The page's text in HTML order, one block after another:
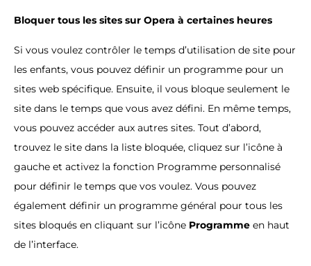
Bloquer tous les sites sur Opera à certaines heures
Si vous voulez contrôler le temps d’utilisation de site pour
les enfants, vous pouvez définir un programme pour un
sites web spécifique. Ensuite, il vous bloque seulement le
site dans le temps que vous avez défini. En même temps,
vous pouvez accéder aux autres sites. Tout d’abord,
trouvez le site dans la liste bloquée, cliquez sur l’icône à
gauche et activez la fonction Programme personnalisé
pour définir le temps que vos voulez. Vous pouvez
également définir un programme général pour tous les
sites bloqués en cliquant sur l’icône Programme en haut
de l’interface.